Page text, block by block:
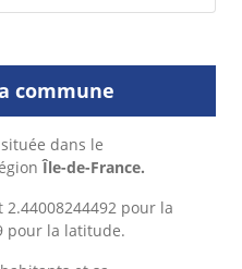
commune
dans le
Île-de-France.
2.44008244492 pour la
pour la latitude.